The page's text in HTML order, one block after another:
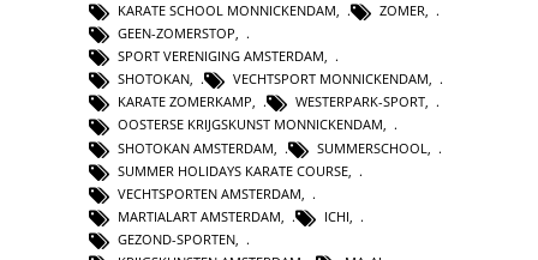
KARATE SCHOOL MONNICKENDAM, ZOMER,
GEEN-ZOMERSTOP,
SPORT VERENIGING AMSTERDAM,
SHOTOKAN, VECHTSPORT MONNICKENDAM,
KARATE ZOMERKAMP, WESTERPARK-SPORT,
OOSTERSE KRIJGSKUNST MONNICKENDAM,
SHOTOKAN AMSTERDAM
SUMMERSCHOOL
SUMMER HOLIDAYS KARATE COURSE
VECHTSPORTEN AMSTERDAM
MARTIALART AMSTERDAM
ICHI
GEZOND-SPORTEN